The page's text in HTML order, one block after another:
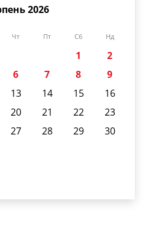
2026
Чт Пт Сб Нд
1
2
6 7 8
9
13 14 15
16
20 21 22
23
27 28 29
30